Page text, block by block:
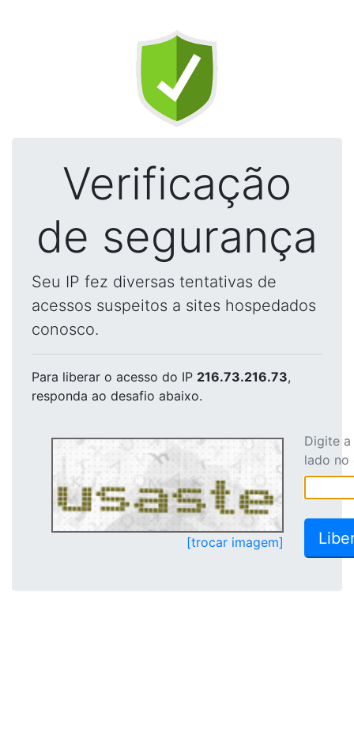
Verificação
de segurança
Seu IP fez diversas tentativas de
acessos suspeitos a sites hospedados
conosco.
Para liberar o acesso do IP 216.73.216.73,
responda ao desafio abaixo.
[trocar imagem]
Digite
lado no